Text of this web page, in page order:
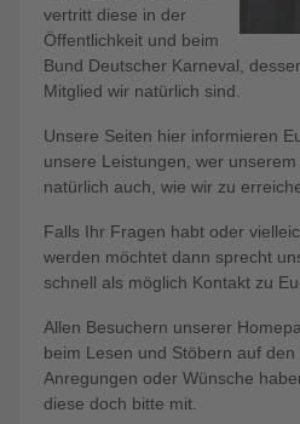
vertritt diese in der
Öffentlichkeit und beim
Bund Deutscher Karneval,
Mitglied wir natürlich sind.
Unsere Seiten hier informieren
unsere Leistungen, wer
natürlich auch, wie wir zu
Falls Ihr Fragen habt oder
werden möchtet dann sprecht
schnell als möglich Kontakt zu
Allen Besuchern unserer
beim Lesen und Stöbern auf
Anregungen oder Wünsche
diese doch bitte mit.